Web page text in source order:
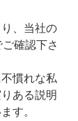
、当社の
確認下さ
慣れな私
ある説明
す。